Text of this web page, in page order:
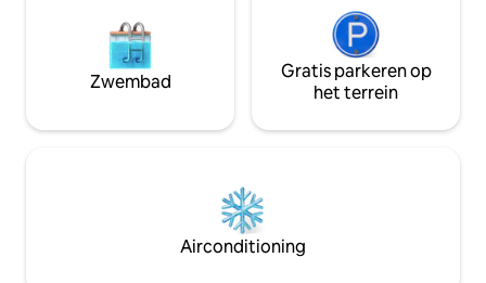
apparaten en een 50inch 4K smart-tv.
De schuifdeur scheidt de slaapkamer,
waar u ook een grote inloopkast, een
marmeren badkamer met een 6 voet
badkuip en een gloednieuwe queen-size
Tuft en Needle matras. We ontmoeten
inchecken, afhankelijk van de voorkeur.
Voor de rest van je verblijf zijn we in de
buurt voor eventuele extra behoeften.
Cherokee Triangle is een van de meest
Zwembad
Gratis parkeren op
het terrein
Airconditioning